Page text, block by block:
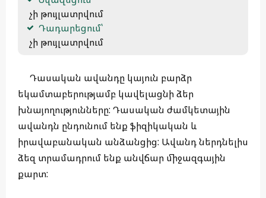
չի թույլատրվում
Դադարեցում՝
չի թույլատրվում
Դասական ավանդը կայուն բարձր
եկամտաբերությամբ կավելացնի ձեր
խնայողությունները: Դասական ժամկետային
ավանդն ընդունում ենք ֆիզիկական և
իրավաբանական անձանցից: Ավանդ ներդնելիս
ձեզ տրամադրում ենք անվճար միջազգային
քարտ: